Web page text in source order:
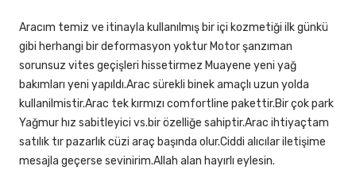
Aracım temiz ve itinayla kullanılmış bir içi kozmetiği ilk günkü
gibi herhangi bir deformasyon yoktur Motor şanzıman
sorunsuz vites geçişleri hissetirmez Muayene yeni yağ
bakımları yeni yapıldı.Arac sürekli binek amaçlı uzun yolda
kullanilmistir.Arac tek kırmızı comfortline pakettir.Bir çok park
Yağmur hız sabitleyici vs.bir özelliğe sahiptir.Arac ihtiyaçtam
satılık tır pazarlık cüzi araç başında olur.Ciddi alıcılar iletişime
mesajla geçerse sevinirim.Allah alan hayırlı eylesin.